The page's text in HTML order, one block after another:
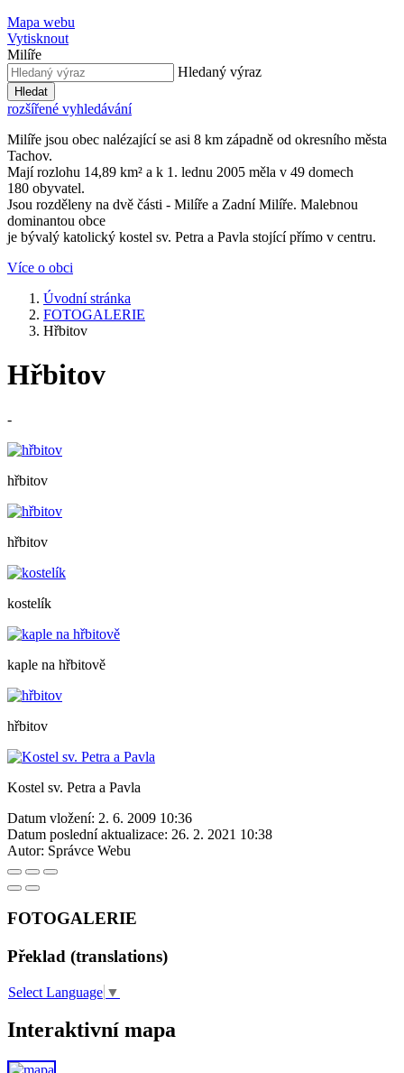
Mapa webu
Vytisknout
Milíře
Hledaný výraz
Hledat
rozšířené vyhledávání
Milíře jsou obec nalézající se asi 8 km západně od okresního města
Tachov.
Mají rozlohu 14,89 km² a k 1. lednu 2005 měla v 49 domech
180 obyvatel.
Jsou rozděleny na dvě části - Milíře a Zadní Milíře. Malebnou
dominantou obce
je bývalý katolický kostel sv. Petra a Pavla stojící přímo v centru.
Více o obci
Úvodní stránka
FOTOGALERIE
Hřbitov
Hřbitov
-
hřbitov
hřbitov
kostelík
kaple na hřbitově
hřbitov
Kostel sv. Petra a Pavla
Datum vložení: 2. 6. 2009 10:36
Datum poslední aktualizace: 26. 2. 2021 10:38
Autor: Správce Webu
FOTOGALERIE
Překlad (translations)
Select Language ▼
Interaktivní mapa